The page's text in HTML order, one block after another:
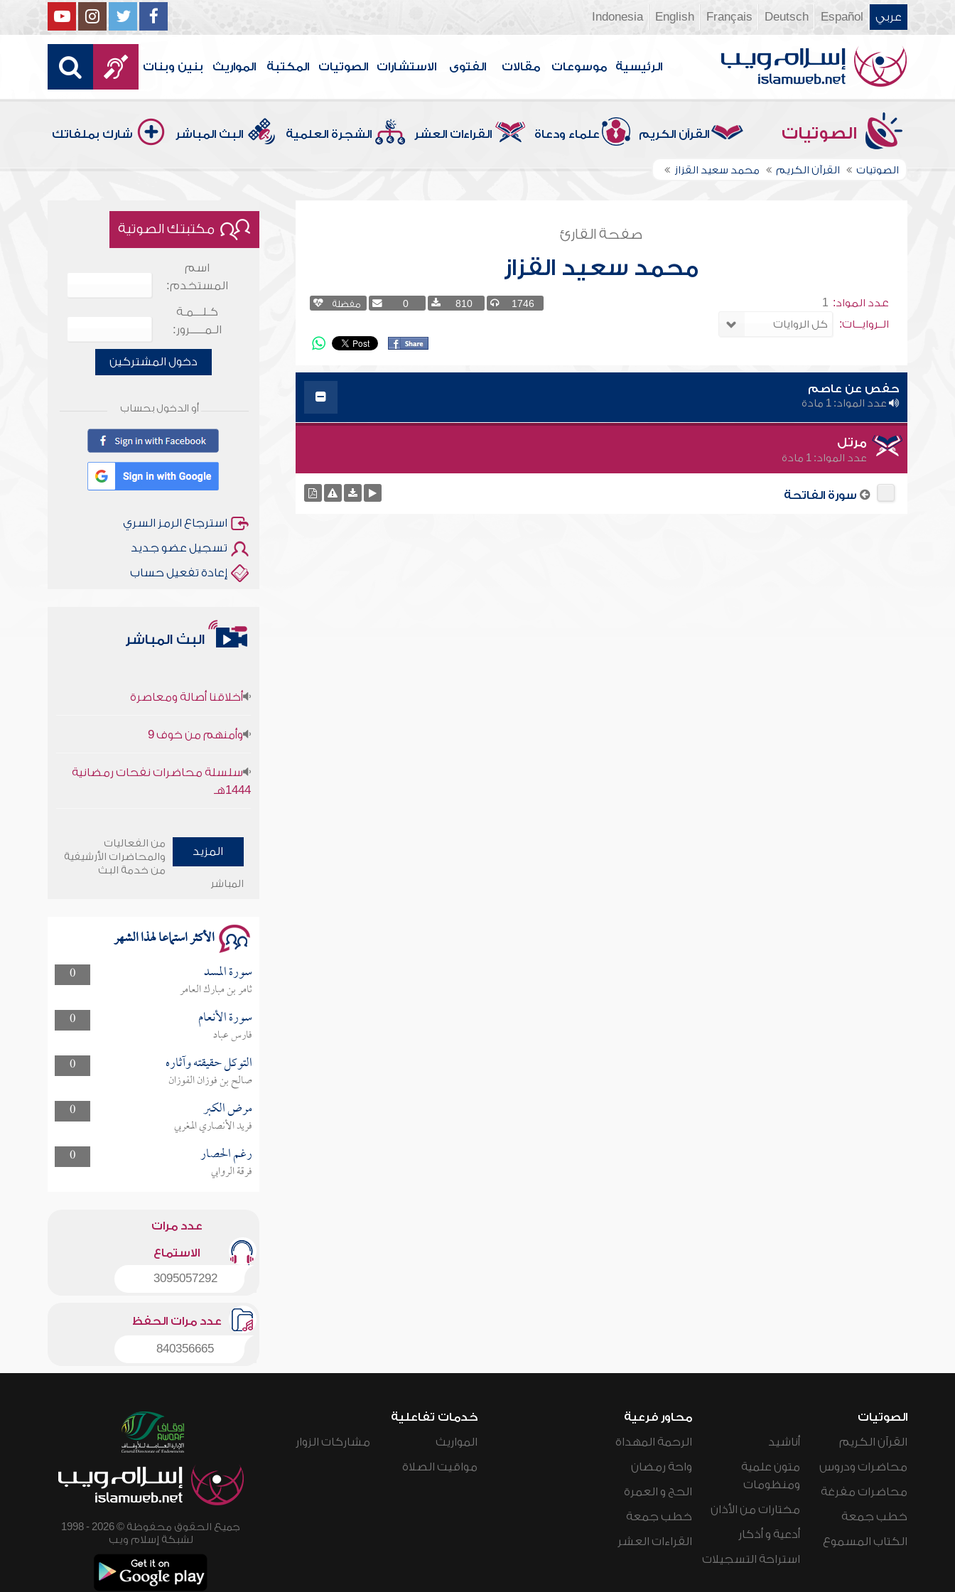
عربي Español
Deutsch
Français
English
Indonesia
الرئيسية موسوعات مقالات الفتوى الاستشارات الصوتيات المكتبة المواريث بنين وبنات
الصوتيات القرآن الكريم علماء ودعاة القراءات العشر الشجرة العلمية البث المباشر شارك بملفاتك
الصوتيات القرآن الكريم محمد سعيد القزاز
صفحة القارئ
محمد سعيد القزاز
عدد المواد: 1
الــروايـــات:
1746
810
0 مفضلة
حفص عن عاصم
عدد المواد: 1 مادة
مرتل
عدد المواد: 1 مادة
سورة الفاتحة
مكتبتك الصوتية
اسم
المستخدم:
كـلـــمـة
الـمـــــرور:
دخول المشتركين
أو الدخول بحساب
استرجاع الرمز السري
تسجيل عضو جديد
إعادة تفعيل حساب
البث المباشر
1444هـ
وأمنهم من خوف 9
المزيد
من الفعاليات
والمحاضرات الأرشيفية
من خدمة البث
المباشر
الأكثر استماعا لهذا الشهر
0 سورة المسد
ثامر بن مبارك العامر
0
سورة الأنعام
فارس عباد
0
التوكل حقيقته وآثاره
صالح بن فوزان الفوزان
0
مرض الكبر
فريد الأنصاري المغربي
0
رغم الحصار
فرقة الروابي
عدد مرات
الاستماع
3095057292
عدد مرات الحفظ
840356665
الصوتيات
القرآن الكريم
محاضرات ودروس
محاضرات مفرغة
خطب جمعة
الكتاب المسموع
أناشيد
متون علمية
ومنظومات
مختارات من الأذان
أدعية و أذكار
استراحة التسجيلات
محاور فرعية
الرحمة المهداة
واحة رمضان
الحج و العمرة
خطب جمعة
القراءات العشر
خدمات تفاعلية
المواريث
مواقيت الصلاة
مشاركات الزوار
جميع الحقوق محفوظة © 2026 - 1998
لشبكة إسلام ويب